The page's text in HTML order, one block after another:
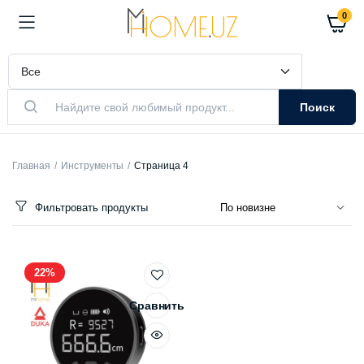
0
Поиск
Главная Инструменты Страница 4
Фильтровать продукты
22%
Сравнить